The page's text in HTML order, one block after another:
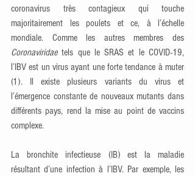
coronavirus très contagieux qui touche
majoritairement les poulets et ce, à l’échelle
Coronaviridae tels que le SRAS et le COVID-19,
l’IBV est un virus ayant une forte tendance à muter
(1). Il existe plusieurs variants du virus et
l’émergence constante de nouveaux mutants dans
différents pays, rend la mise au point de vaccins
complexe.
La bronchite infectieuse (IB) est la maladie
résultant d’une infection à l’IBV. Par exemple, les